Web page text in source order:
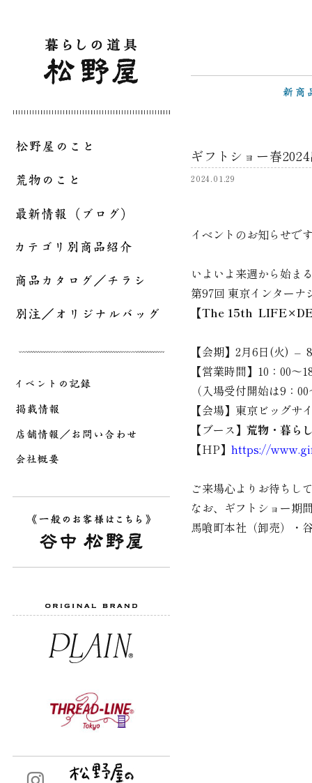
ギフトショー春
2024.01.29
イベントのお知らせで
いよいよ来週から始ま
第97回 東京インターナ
【The 15th
【会期】2月6日(火) –
【営業時間】10：00～
（入場受付開始は9：
【会場】東京ビッグサ
【ブース】 荒物・暮ら
【HP】 https://
ご来場心よりお待ちし
なお、ギフトショー期
馬喰町本社（卸売）・